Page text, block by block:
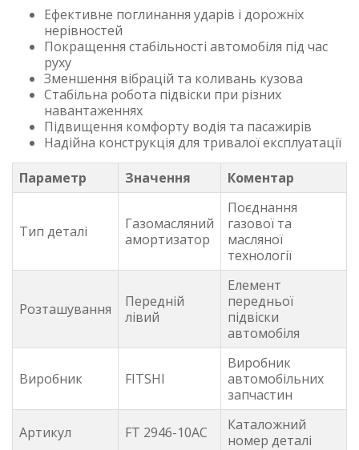
Ефективне поглинання ударів і дорожніх
нерівностей
Покращення стабільності автомобіля під час
руху
Зменшення вібрацій та коливань кузова
Стабільна робота підвіски при різних
навантаженнях
Підвищення комфорту водія та пасажирів
Надійна конструкція для тривалої експлуатації
Параметр
Значення Коментар
Тип деталі
Газомасляний
амортизатор
Поєднання
газової та
масляної
технології
Розташування
Передній
лівий
Елемент
передньої
підвіски
автомобіля
Виробник FITSHI
Виробник
автомобільних
запчастин
Артикул FT 2946-10AC
Каталожний
номер деталі